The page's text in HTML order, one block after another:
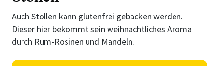
Auch Stollen kann glutenfrei gebacken werden.
Dieser hier bekommt sein weihnachtliches Aroma
durch Rum-Rosinen und Mandeln.